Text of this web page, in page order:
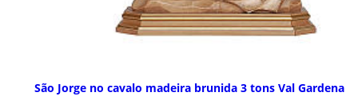
São Jorge no cavalo madeira brunida 3 tons Val Gardena